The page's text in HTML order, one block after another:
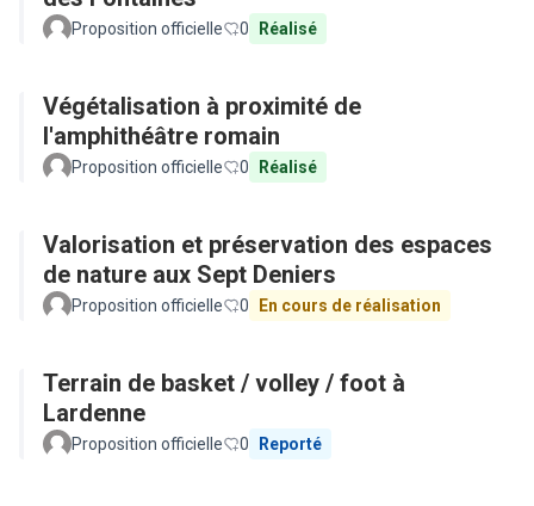
Proposition officielle 0 Réalisé
Végétalisation à proximité de
l'amphithéâtre romain
Proposition officielle 0 Réalisé
Valorisation et préservation des espaces
de nature aux Sept Deniers
Proposition officielle 0 En cours de réalisation
Terrain de basket / volley / foot à
Lardenne
Proposition officielle 0 Reporté